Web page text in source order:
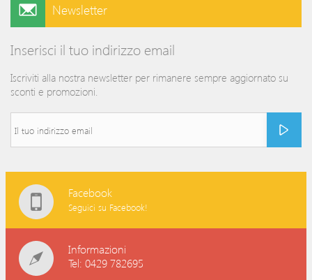
Newsletter
Inserisci il tuo indirizzo email
Iscriviti alla nostra newsletter per rimanere sempre aggiornato su
sconti e promozioni.
Facebook
Seguici su Facebook!
Informazioni
Tel: 0429 782695